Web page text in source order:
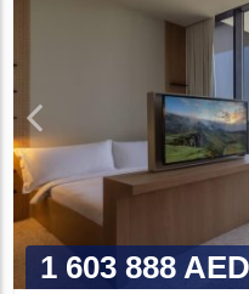
1 603 888 AED